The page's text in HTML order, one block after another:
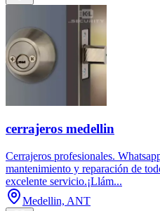
cerrajeros medellin
Cerrajeros profesionales.
mantenimiento y reparación de
excelente servicio.¡Llám...
Medellin, ANT